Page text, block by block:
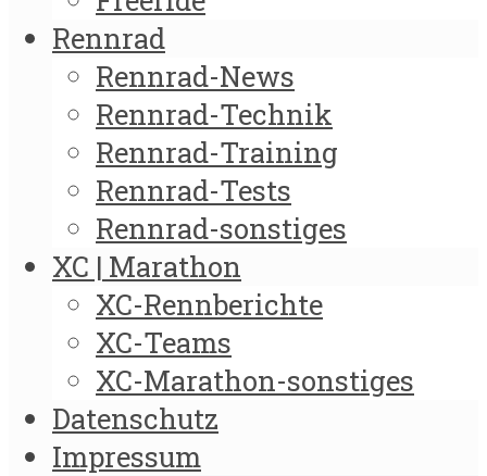
Rennrad
Rennrad-News
Rennrad-Technik
Rennrad-Training
Rennrad-Tests
Rennrad-sonstiges
XC | Marathon
XC-Rennberichte
XC-Teams
XC-Marathon-sonstiges
Datenschutz
Impressum